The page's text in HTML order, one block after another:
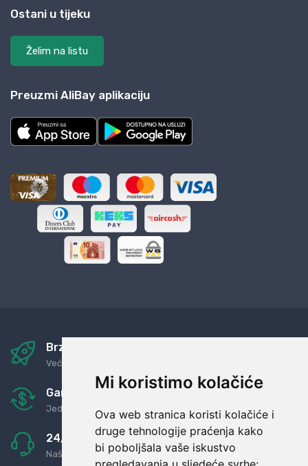
Mi koristimo kolačiće
Ova web stranica koristi kolačiće i
druge tehnologije praćenja kako
bi poboljšala vaše iskustvo
Ostani u tijeku
Želim na listu
Preuzmi AliBay aplikaciju
Brza i sigurna dostava
Već za nekoliko dana kod vas
Garancija u povrat novaca
Jednostavno pravilo: Roba za novac
24/7 odlična podrška
Naši agenti uvijek na raspolaganju